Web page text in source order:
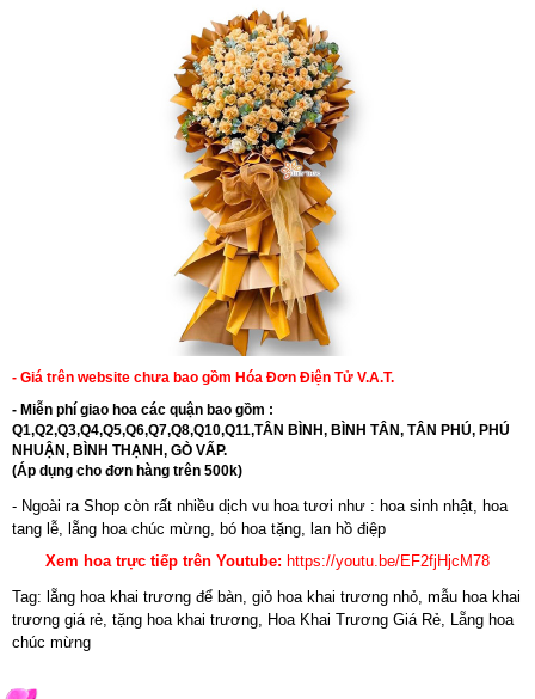
- Giá trên website chưa bao gồm Hóa Đơn Điện Tử V.A.T.
- Miễn phí giao hoa các quận bao gồm :
Q1,Q2,Q3,Q4,Q5,Q6,Q7,Q8,Q10,Q11,TÂN BÌNH, BÌNH TÂN, TÂN PHÚ, PHÚ
NHUẬN, BÌNH THẠNH, GÒ VẤP.
(Áp dụng cho đơn hàng trên 500k)
- Ngoài ra Shop còn rất nhiều dịch vu hoa tươi như : hoa sinh nhật
hoa
tang lễ
ẵng hoa chúc mừng bó hoa tặng
lan hồ điệp
Xem hoa trực tiếp trên Youtube: https://youtu.be/EF2fjHjcM78
Tag: lẵng hoa khai trương để bàn, giỏ hoa khai trương nhỏ, mẫu hoa khai
trương giá rẻ, tặng hoa khai trương, Hoa Khai Trương Giá Rẻ, Lẵng hoa
chúc mừng